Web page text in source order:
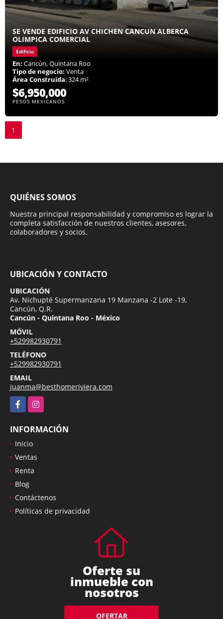
SE VENDE EDIFICIO AV CHICHEN CANCUN ALBERCA
OLIMPICA COMERCIAL
Edificio
En: Cancún, Quintana Roo
Tipo de negocio: Venta
Área Construida: 324 m²
$6,950,000
PESOS MEXICANOS
1
QUIÉNES SOMOS
Nuestra principal responsabilidad y compromiso es lograr la
completa satisfacción de nuestros clientes, asesores,
colaboradores y socios.
UBICACIÓN Y CONTACTO
UBICACIÓN
Av. Nichupté Supermanzana 19 Manzana -2 Lote -19,
Cancún, Q.R.
Cancún - Quintana Roo - México
MÓVIL
+529982930791
TELÉFONO
+529982930791
EMAIL
juanma@besthomeriviera.com
FacebookInstagram
INFORMACIÓN
Inicio
Ventas
Renta
Blog
Contáctenos
Políticas de privacidad
Oferte su
inmueble con
nosotros
OFERTAR